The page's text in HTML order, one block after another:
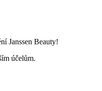
Janssen Beauty!
účelům.